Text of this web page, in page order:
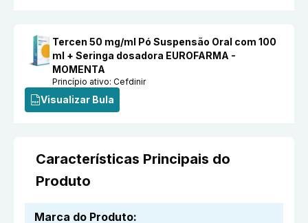
Tercen 50 mg/ml Pó Suspensão Oral com 100
ml + Seringa dosadora EUROFARMA -
MOMENTA
Princípio ativo:Cefdinir
Visualizar Bula
Características Principais do
Produto
Marca do Produto: